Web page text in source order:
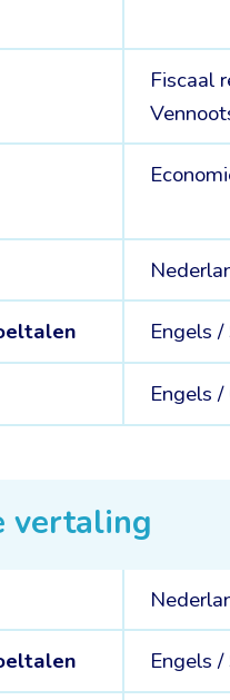
Fiscaal
Engels /
Engels /
vertaling
Engels /